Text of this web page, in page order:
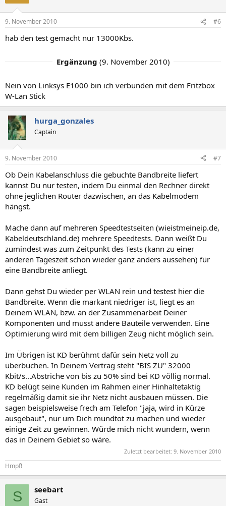
9. November 2010 #6
hab den test gemacht nur 13000Kbs.
Ergänzung (9. November 2010)
Nein von Linksys E1000 bin ich verbunden mit dem Fritzbox
W-Lan Stick
hurga_gonzales
Captain
9. November 2010 #7
Ob Dein Kabelanschluss die gebuchte Bandbreite liefert
kannst Du nur testen, indem Du einmal den Rechner direkt
ohne jeglichen Router dazwischen, an das Kabelmodem
hängst.
Mache dann auf mehreren Speedtestseiten (wieistmeineip.de,
Kabeldeutschland.de) mehrere Speedtests. Dann weißt Du
zumindest was zum Zeitpunkt des Tests (kann zu einer
anderen Tageszeit schon wieder ganz anders aussehen) für
eine Bandbreite anliegt.
Dann gehst Du wieder per WLAN rein und testest hier die
Bandbreite. Wenn die markant niedriger ist, liegt es an
Deinem WLAN, bzw. an der Zusammenarbeit Deiner
Komponenten und musst andere Bauteile verwenden. Eine
Optimierung wird mit dem billigen Zeug nicht möglich sein.
Im Übrigen ist KD berühmt dafür sein Netz voll zu
überbuchen. In Deinem Vertrag steht "BIS ZU" 32000
Kbit/s...Abstriche von bis zu 50% sind bei KD völlig normal.
KD belügt seine Kunden im Rahmen einer Hinhaltetaktig
regelmäßig damit sie ihr Netz nicht ausbauen müssen. Die
sagen beispielsweise frech am Telefon "jaja, wird in Kürze
ausgebaut", nur um Dich mundtot zu machen und wieder
einige Zeit zu gewinnen. Würde mich nicht wundern, wenn
das in Deinem Gebiet so wäre.
Zuletzt bearbeitet: 9. November 2010
Hmpf!
S seebart
Gast